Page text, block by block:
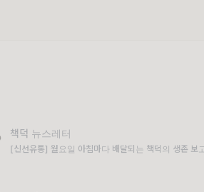
책덕 뉴스레터
[신선유통] 월요일 아침마다 배달되는 책덕의 생존 보